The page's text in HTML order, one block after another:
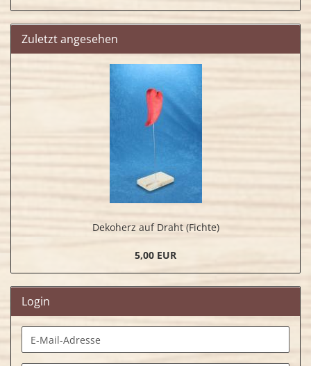
Zuletzt angesehen
Dekoherz auf Draht (Fichte)
5,00 EUR
Login
E-
Mail-